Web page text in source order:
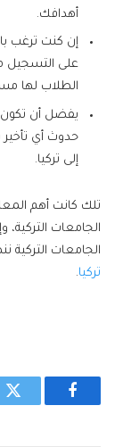
أهدافك.
إن كنت ترغب
على التسجيل
الطلاب لها
يفضل أن تكون
حدوث أي تأخير
إلى تركيا.
تلك كانت أهم
الجامعات
الجامعات التركية
تركيا.
فيسبوك